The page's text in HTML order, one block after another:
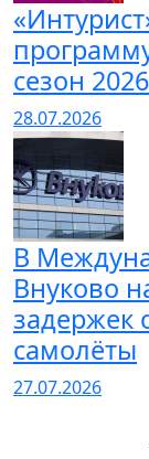
сезон
28.07.2026
В
Внуково
задержек
самолёты
27.07.2026